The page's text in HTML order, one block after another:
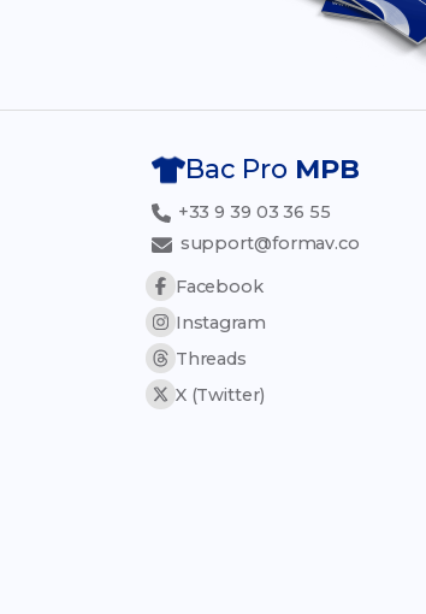
Bac Pro MPB
+33 9 39 03 36 55
support@formav.co
Facebook
Instagram
Threads
X (Twitter)